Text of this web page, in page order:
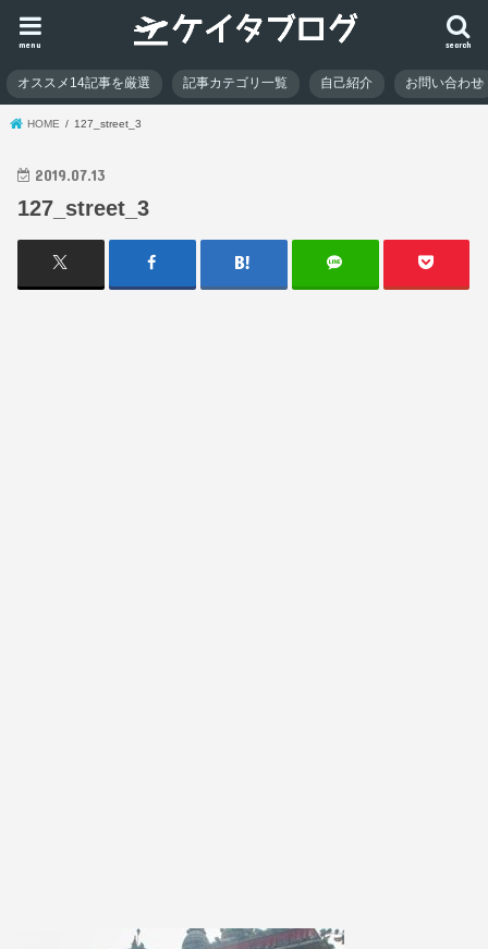
search
menu
オススメ14記事を厳選 記事カテゴリ一覧 自己紹介 お問い合わせ
HOME 127_street_3
2019.07.13
127_street_3